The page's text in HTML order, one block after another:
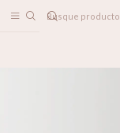
DECORACION MUROS